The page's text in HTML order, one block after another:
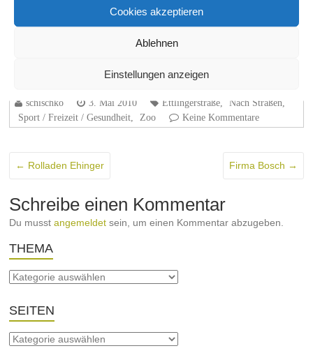
Cookies akzeptieren
Ablehnen
Einstellungen anzeigen
schischko 3. Mai 2010 Ettlingerstraße Nach Straßen
Sport / Freizeit / Gesundheit
Zoo Keine Kommentare
← Rolladen Ehinger Firma Bosch →
Schreibe einen Kommentar
Du musstangemeldet sein, um einen Kommentar abzugeben.
THEMA
SEITEN